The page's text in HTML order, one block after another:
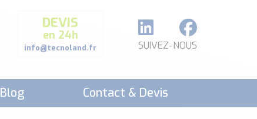
DEVIS
en 24h
info@tecnoland.fr SUIVEZ-NOUS
Blog Contact & Devis